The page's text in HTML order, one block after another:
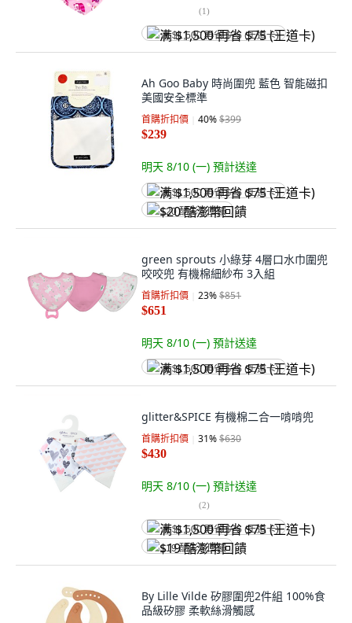
(1)
满 $1,500 再省 $75 (王道卡)
Ah Goo Baby 時尚圍兜 藍色 智能磁扣
美國安全標準
首購折扣價 40%$399
$239
明天 8/10 (一) 預計送達
满 $1,500 再省 $75 (王道卡)
$20 酷澎幣回饋
green sprouts 小綠芽 4層口水巾圍兜
咬咬兜 有機棉細紗布 3入組
首購折扣價 23%$851
$651
明天 8/10 (一) 預計送達
满 $1,500 再省 $75 (王道卡)
glitter&SPICE 有機棉二合一啃啃兜
首購折扣價 31%$630
$430
明天 8/10 (一) 預計送達
(2)
满 $1,500 再省 $75 (王道卡)
$19 酷澎幣回饋
By Lille Vilde 矽膠圍兜2件組 100%食
品級矽膠 柔軟絲滑觸感